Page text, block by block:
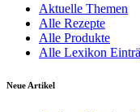
Aktuelle Themen
Alle Rezepte
Alle Produkte
Alle Lexikon
Neue Artikel